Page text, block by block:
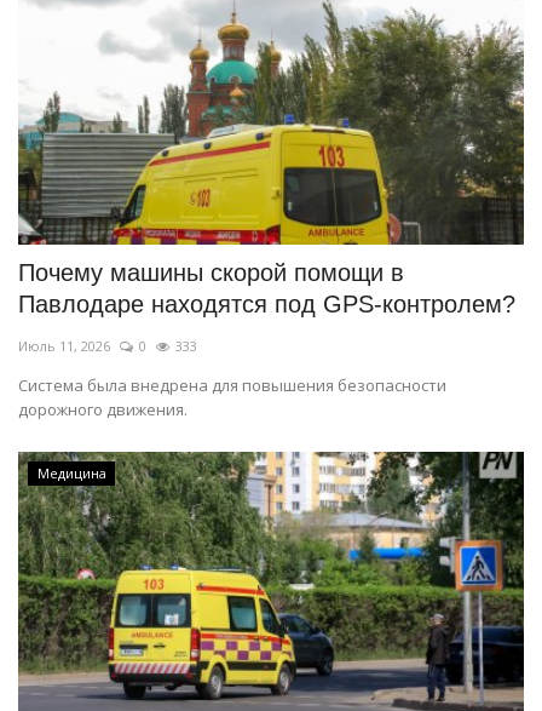
Почему машины скорой помощи в
Павлодаре находятся под GPS-контролем?
Июль 11, 2026 0 333
Система была внедрена для повышения безопасности
дорожного движения.
Медицина